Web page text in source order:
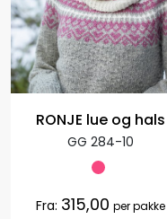
RONJE lue og hals
GG 284-10
Fra: 315,00 per pakke